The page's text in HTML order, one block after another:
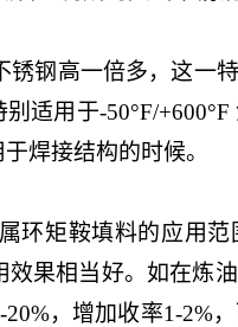
钢高一倍多，这一
适用于-50°F/
焊接结构的时候。
矩鞍填料的应用范
果相当好。如在炼
，增加收率1-2%